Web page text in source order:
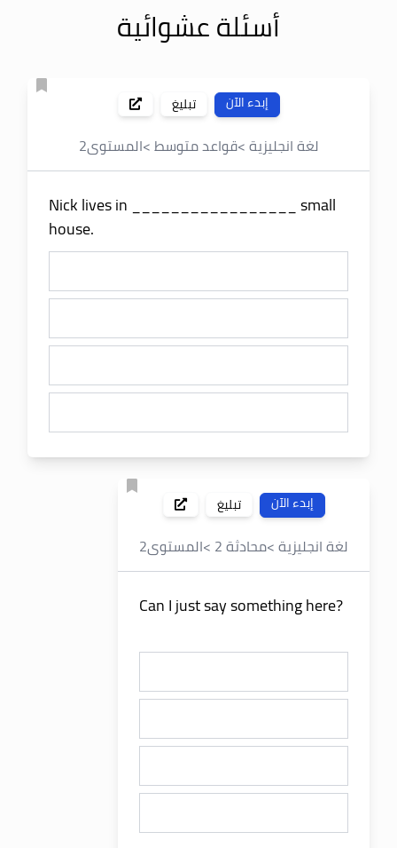
أسئلة عشوائية
إبدء الآن تبليغ
لغة انجليزية>قواعد متوسط>المستوى2
Nick lives in _________________ small
house.
إبدء الآن تبليغ
لغة انجليزية>محادثة 2 >المستوى2
Can I just say something here?